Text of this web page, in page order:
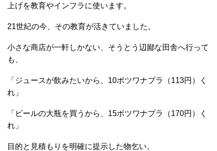
上げを教育やインフラに使います。
21世紀の今、その教育が活きていました。
小さな商店が一軒しかない、そうとう辺鄙な田舎へ行って
も、
「ジュースが飲みたいから、10ボツワナプラ（113円）く
れ」
「ビールの大瓶を買うから、15ボツワナプラ（170円）く
れ」
目的と見積もりを明確に提示した物乞い。